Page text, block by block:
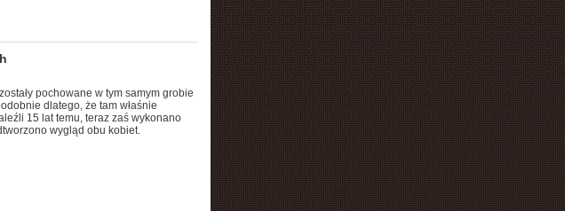
pochowane w tym samym grobie
dlatego, że tam właśnie
15 lat temu, teraz zaś wykonano
wygląd obu kobiet.